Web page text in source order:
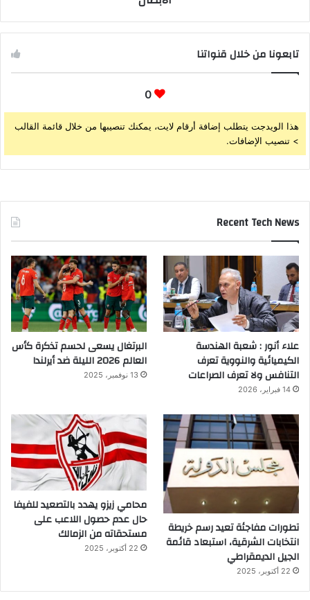
تابعونا من خلال قنواتنا
0
هذا الويدجت يتطلب إضافة أرقام لايت، يمكنك تنصيبها من خلال قائمة القالب
> تنصيب الإضافات.
Recent Tech News
علاء أنور : شعبة الهندسة
الكيميائية والنووية تعرف
التنافس ولا تعرف الصراعات
14 فبراير، 2026
البرتغال يسعى لحسم تذكرة كأس
العالم 2026 الليلة ضد أيرلندا
13 نوفمبر، 2025
تطورات مفاجئة تعيد رسم خريطة
انتخابات الشرقية، استبعاد قائمة
الجيل الديمقراطي
22 أكتوبر، 2025
محامي زيزو يهدد بالتصعيد للفيفا
حال عدم حصول اللاعب على
مستحقاته من الزمالك
22 أكتوبر، 2025